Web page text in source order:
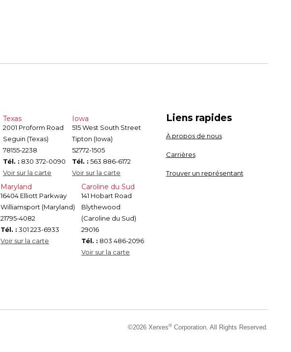
Texas
2001 Proform Road
Seguin (Texas)
78155-2238
Tél. : 830 372-0090
Voir sur la carte
Iowa
515 West South Street
Tipton (Iowa)
52772-1505
Tél. : 563 886-6172
Voir sur la carte
Maryland
16404 Elliott Parkway
Williamsport (Maryland)
21795-4082
Tél. : 301 223-6933
Voir sur la carte
Caroline du Sud
141 Hobart Road
Blythewood
(Caroline du Sud)
29016
Tél. : 803 486-2096
Voir sur la carte
Liens rapides
À propos de nous
Carrières
Trouver un représentant
©2026 Xerxes®Corporation. All Rights Reserved.